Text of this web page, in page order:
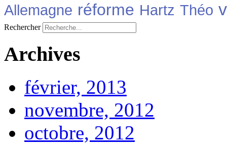
Allemagne réforme Hartz Théo
Rechercher
Archives
février, 2013
novembre, 2012
octobre, 2012